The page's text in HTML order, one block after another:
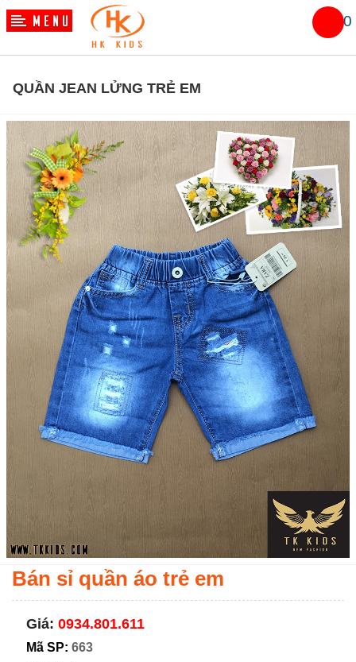
0
QUẦN JEAN LỬNG TRẺ EM
Bán sỉ quần áo trẻ em
Giá: 0934.801.611
Mã SP: 663